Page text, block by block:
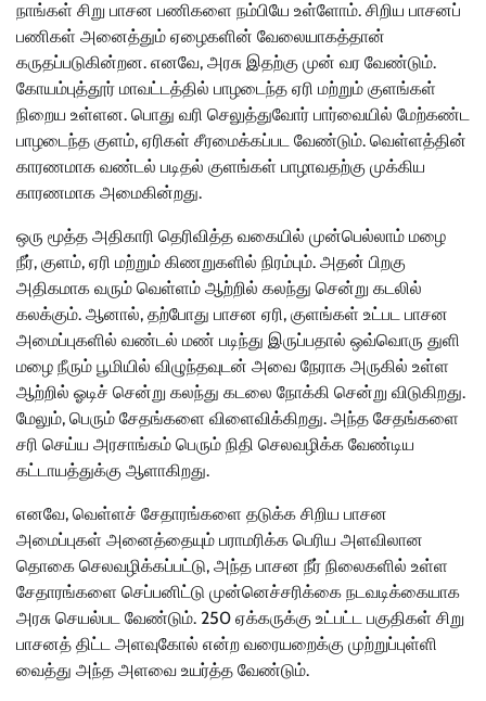
நாங்கள் சிறு பாசன பணிகளை நம்பியே உள்ளோம். சிறிய பாசனப்
பணிகள் அனைத்தும் ஏழைகளின் வேலையாகத்தான்
கருதப்படுகின்றன. எனவே, அரசு இதற்கு முன் வர வேண்டும்.
கோயம்புத்தூர் மாவட்டத்தில் பாழடைந்த ஏரி மற்றும் குளங்கள்
நிறைய உள்ளன. பொது வரி செலுத்துவோர் பார்வையில் மேற்கண்ட
பாழடைந்த குளம், ஏரிகள் சீரமைக்கப்பட வேண்டும். வெள்ளத்தின்
காரணமாக வண்டல் படிதல் குளங்கள் பாழாவதற்கு முக்கிய
காரணமாக அமைகின்றது.
ஒரு மூத்த அதிகாரி தெரிவித்த வகையில் முன்பெல்லாம் மழை
நீர், குளம், ஏரி மற்றும் கிணறுகளில் நிரம்பும். அதன் பிறகு
அதிகமாக வரும் வெள்ளம் ஆற்றில் கலந்து சென்று கடலில்
கலக்கும். ஆனால், தற்போது பாசன ஏரி, குளங்கள் உட்பட பாசன
அமைப்புகளில் வண்டல் மண் படிந்து இருப்பதால் ஒவ்வொரு துளி
மழை நீரும் பூமியில் விழுந்தவுடன் அவை நேராக அருகில் உள்ள
ஆற்றில் ஓடிச் சென்று கலந்து கடலை நோக்கி சென்று விடுகிறது.
மேலும், பெரும் சேதங்களை விளைவிக்கிறது. அந்த சேதங்களை
சரி செய்ய அரசாங்கம் பெரும் நிதி செலவழிக்க வேண்டிய
கட்டாயத்துக்கு ஆளாகிறது.
எனவே, வெள்ளச் சேதாரங்களை தடுக்க சிறிய பாசன
அமைப்புகள் அனைத்தையும் பராமரிக்க பெரிய அளவிலான
தொகை செலவழிக்கப்பட்டு, அந்த பாசன நீர் நிலைகளில் உள்ள
சேதாரங்களை செப்பனிட்டு முன்னெச்சரிக்கை நடவடிக்கையாக
அரசு செயல்பட வேண்டும். 250 ஏக்கருக்கு உட்பட்ட பகுதிகள் சிறு
பாசனத் திட்ட அளவுகோல் என்ற வரையறைக்கு முற்றுப்புள்ளி
வைத்து அந்த அளவை உயர்த்த வேண்டும்.